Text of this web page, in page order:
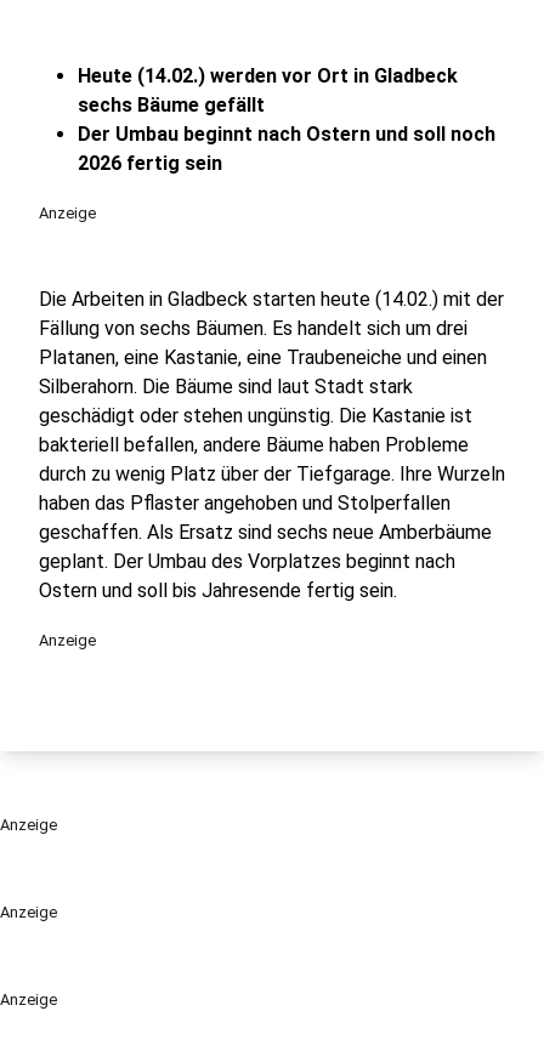
Anzeige
Anzeige
Heute (14.02.) werden vor Ort in Gladbeck
sechs Bäume gefällt
Der Umbau beginnt nach Ostern und soll noch
2026 fertig sein
Anzeige
Die Arbeiten in Gladbeck starten heute (14.02.) mit der
Fällung von sechs Bäumen. Es handelt sich um drei
Platanen, eine Kastanie, eine Traubeneiche und einen
Silberahorn. Die Bäume sind laut Stadt stark
geschädigt oder stehen ungünstig. Die Kastanie ist
bakteriell befallen, andere Bäume haben Probleme
durch zu wenig Platz über der Tiefgarage. Ihre Wurzeln
haben das Pflaster angehoben und Stolperfallen
geschaffen. Als Ersatz sind sechs neue Amberbäume
geplant. Der Umbau des Vorplatzes beginnt nach
Ostern und soll bis Jahresende fertig sein.
Anzeige
Anzeige